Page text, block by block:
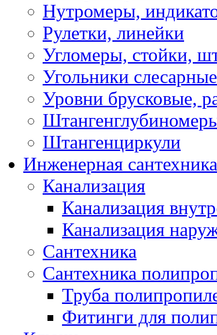
Нутромеры,
Рулетки, линейки
Угломеры, стойки,
Угольники слесарные
Уровни брусковые,
Штангенциркули
Инженерная сантехника
Канализация
Канализация
Канализация
Сантехника
Сантехника
Труба
Фитинги для